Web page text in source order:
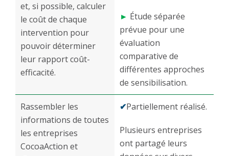
et, si possible, calculer
le coût de chaque
intervention pour
pouvoir déterminer
leur rapport coût-
efficacité.
► Étude séparée
prévue pour une
évaluation
comparative de
différentes approches
de sensibilisation.
Rassembler les
informations de toutes
les entreprises
CocoaAction et
✔Partiellement réalisé.
Plusieurs entreprises
ont partagé leurs